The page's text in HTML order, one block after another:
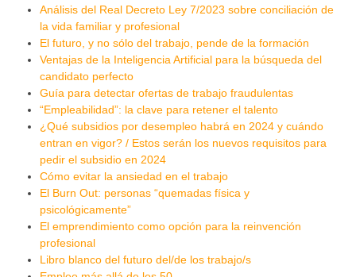
Análisis del Real Decreto Ley 7/2023 sobre conciliación de
la vida familiar y profesional
El futuro, y no sólo del trabajo, pende de la formación
Ventajas de la Inteligencia Artificial para la búsqueda del
candidato perfecto
Guía para detectar ofertas de trabajo fraudulentas
“Empleabilidad”: la clave para retener el talento
¿Qué subsidios por desempleo habrá en 2024 y cuándo
entran en vigor? / Estos serán los nuevos requisitos para
pedir el subsidio en 2024
Cómo evitar la ansiedad en el trabajo
El Burn Out: personas “quemadas física y
psicológicamente”
El emprendimiento como opción para la reinvención
profesional
Libro blanco del futuro del/de los trabajo/s